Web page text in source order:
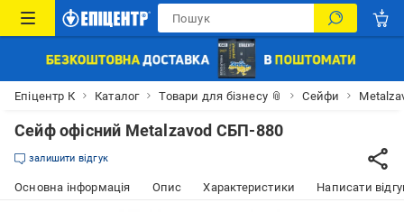
Епіцентр К Каталог Товари для бізнесу 📎 Сейфи
Сейф офісний Metalzavod CБП-880
залишити відгук
Основна інформація Опис Характеристики Написати